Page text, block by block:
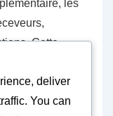
les
Cette
des situations
le terrain.
deliver
You can